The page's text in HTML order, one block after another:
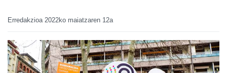
Erredakzioa 2022ko maiatzaren 12a